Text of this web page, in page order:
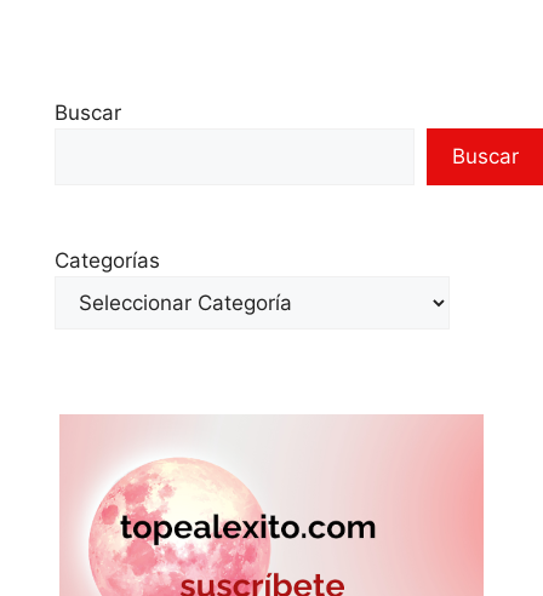
Buscar
Buscar
Categorías